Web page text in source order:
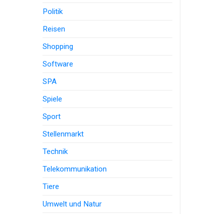
Politik
Reisen
Shopping
Software
SPA
Spiele
Sport
Stellenmarkt
Technik
Telekommunikation
Tiere
Umwelt und Natur